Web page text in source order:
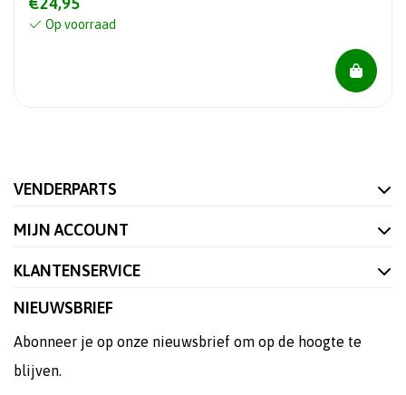
Op voorraad
VENDERPARTS
MIJN ACCOUNT
KLANTENSERVICE
NIEUWSBRIEF
Abonneer je op onze nieuwsbrief om op de hoogte te
blijven.